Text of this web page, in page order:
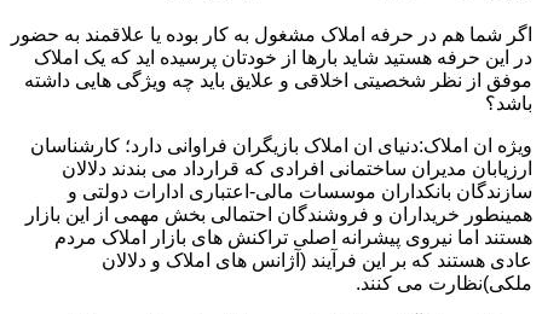
اگر شما هم در حرفه املاک مشغول به کار بوده یا علاقمند به حضور
در این حرفه هستید شاید بارها از خودتان پرسیده اید که یک املاک
موفق از نظر شخصیتی اخلاقی و علایق باید چه ویژگی هایی داشته
باشد؟
ویژه ان املاک:دنیای ان املاک بازیگران فراوانی دارد؛ کارشناسان
ارزیابان مدیران ساختمانی افرادی که قرارداد می بندند دلالان
سازندگان بانکداران موسسات مالی-اعتباری ادارات دولتی و
همینطور خریداران و فروشندگان احتمالی بخش مهمی از این بازار
هستند اما نیروی پیشرانه اصلی تراکنش های بازار املاک مردم
عادی هستند که بر این فرآیند (آژانس های املاک و دلالان
ملکی)نظارت می کنند.